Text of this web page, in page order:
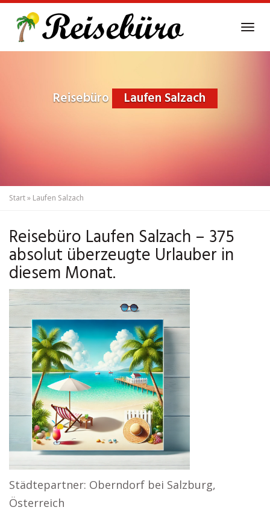
main
Reisebüro Laufen Salzach
Start» Laufen Salzach
Reisebüro Laufen Salzach – 375
absolut überzeugte Urlauber in
diesem Monat.
Städtepartner: Oberndorf bei Salzburg,
Österreich